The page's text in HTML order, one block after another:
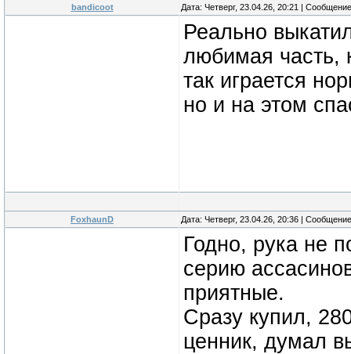
bandicoot Дата: Четверг, 23.04.26, 20:21 |
Реально
любимая чаcть,
так играется
но и на этом
FoxhaunD Дата: Четверг, 23.04.26, 20:36 |
Годно, рука не
серию
приятные.
Сразу купил,
ценник, думал